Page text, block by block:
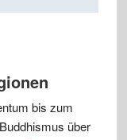
bis zum
über